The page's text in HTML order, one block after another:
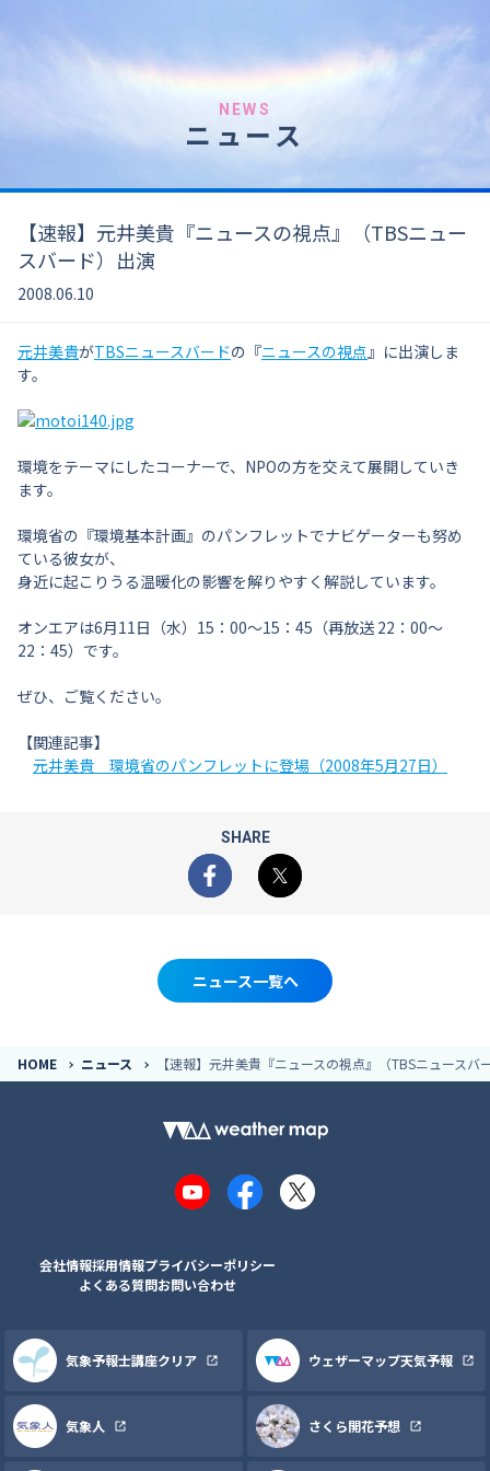
NEWS
ニュース
【速報】元井美貴『ニュースの視点』（TBSニュー
スバード）出演
2008.06.10
元井美貴がTBSニュースバードの『ニュースの視点』に出演しま
す。
環境をテーマにしたコーナーで、NPOの方を交えて展開していき
ます。
環境省の『環境基本計画』のパンフレットでナビゲーターも努め
ている彼女が、
身近に起こりうる温暖化の影響を解りやすく解説しています。
オンエアは6月11日（水）15：00〜15：45（再放送 22：00〜
22：45）です。
ぜひ、ご覧ください。
【関連記事】
元井美貴 環境省のパンフレットに登場（2008年5月27日）
SHARE
Facebook
X
ニュース一覧へ
HOME ニュース 【速報】元井美貴『ニュースの視点』（TBSニュースバ
YouTubeFacebook
X
会社情報採用情報プライバシーポリシー
よくある質問お問い合わせ
気象予報士講座クリア ウェザーマップ天気予報
気象人 さくら開花予想